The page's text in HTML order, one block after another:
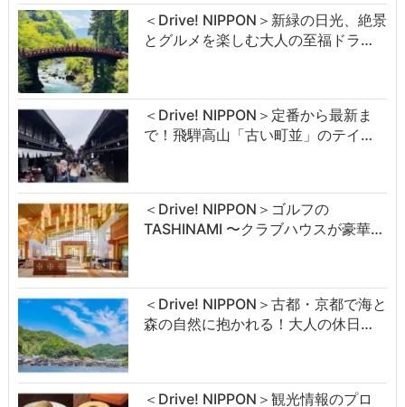
＜Drive! NIPPON＞新緑の日光、絶景
とグルメを楽しむ大人の至福ドラ…
＜Drive! NIPPON＞定番から最新ま
で！飛騨高山「古い町並」のテイ…
＜Drive! NIPPON＞ゴルフの
TASHINAMI 〜クラブハウスが豪華…
＜Drive! NIPPON＞古都・京都で海と
森の自然に抱かれる！大人の休日…
＜Drive! NIPPON＞観光情報のプロ